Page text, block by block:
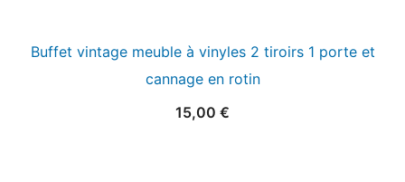
Buffet vintage meuble à vinyles 2 tiroirs 1 porte et
cannage en rotin
15,00 €